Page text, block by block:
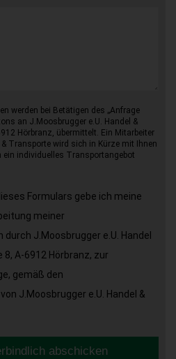
werden bei Betätigen des „Anfrage
an J.Moosbrugger e.U. Handel &
Hörbranz, übermittelt. Ein Mitarbeiter
Transporte wird sich in Kürze mit Ihnen
ein individuelles Transportangebot
Formulars gebe ich meine
meiner
J.Moosbrugger e.U. Handel
A-6912 Hörbranz, zur
gemäß den
von J.Moosbrugger e.U. Handel &
abschicken